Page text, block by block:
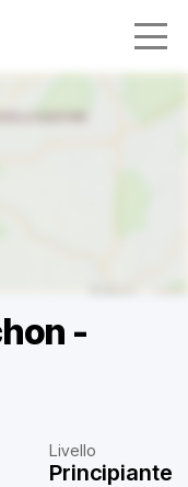
-
Livello
Principiante